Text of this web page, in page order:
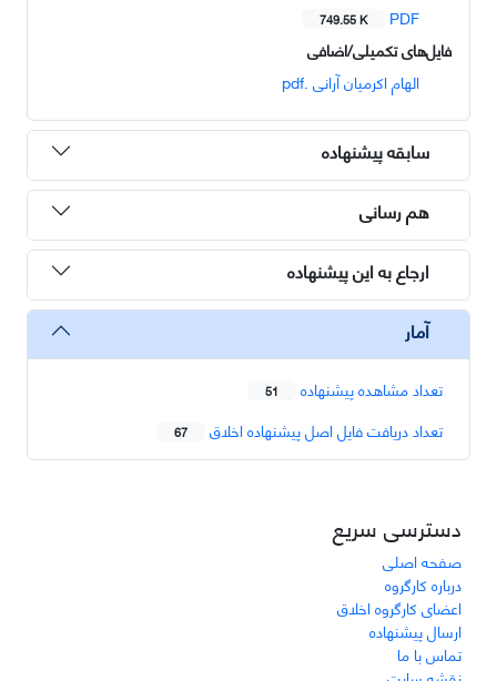
PDF
749.55 K
فایل‌های تکمیلی/اضافی
الهام اکرمیان آرانی .pdf
سابقه پیشنهاده
هم رسانی
ارجاع به این پیشنهاده
آمار
تعداد مشاهده پیشنهاده 51
تعداد دریافت فایل اصل پیشنهاده اخلاق 67
دسترسی سریع
صفحه اصلی
درباره کارگروه
اعضای کارگروه اخلاق
ارسال پیشنهاده
تماس با ما